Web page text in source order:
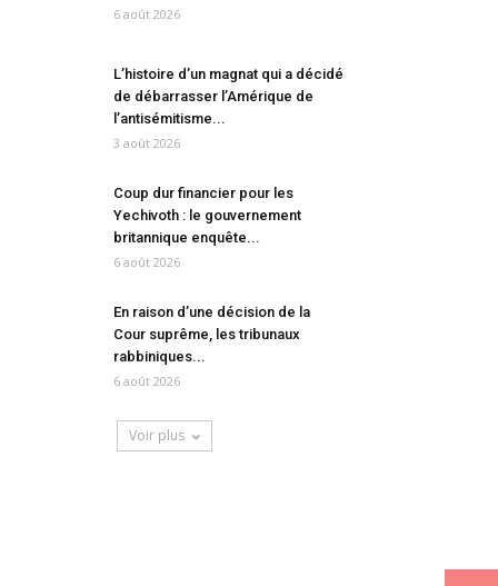
6 août 2026
L’histoire d’un magnat qui a décidé
de débarrasser l’Amérique de
l’antisémitisme...
3 août 2026
Coup dur financier pour les
Yechivoth : le gouvernement
britannique enquête...
6 août 2026
En raison d’une décision de la
Cour suprême, les tribunaux
rabbiniques...
6 août 2026
Voir plus